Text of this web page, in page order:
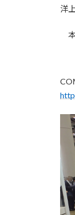
洋
本